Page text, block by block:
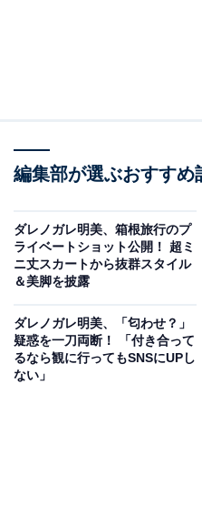
編集部が選ぶおすすめ
ダレノガレ明美、箱根旅行のプ
ライベートショット公開！ 超ミ
ニ丈スカートから抜群スタイル
＆美脚を披露
ダレノガレ明美、「匂わせ？」
疑惑を一刀両断！ 「付き合って
るなら観に行ってもSNSにUPし
ない」